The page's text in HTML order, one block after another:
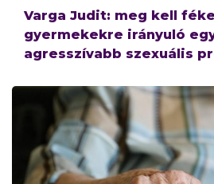
Varga Judit: meg kell
gyermekekre irányuló
agresszívabb szexuális